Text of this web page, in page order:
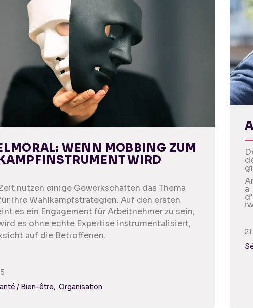
WENN MOBBING ZUM
WIRD
nutzen einige Gewerkschaften das Thema
ihre Wahlkampfstrategien. Auf den ersten
es ein Engagement für Arbeitnehmer zu sein,
es ohne echte Expertise instrumentalisiert,
auf die Betroffenen.
/ Bien-être
Organisation
a